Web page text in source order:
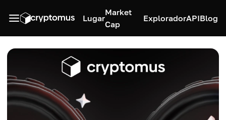
Lugar
Market
Cap
ExploradorAPIBlog